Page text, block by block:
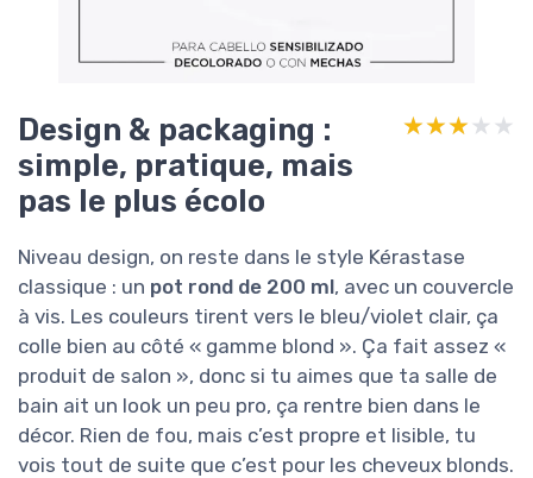
Design & packaging :
simple, pratique, mais
pas le plus écolo
★★★★★
★★★★★
Niveau design, on reste dans le style Kérastase
classique : un pot rond de 200 ml, avec un couvercle
à vis. Les couleurs tirent vers le bleu/violet clair, ça
colle bien au côté « gamme blond ». Ça fait assez «
produit de salon », donc si tu aimes que ta salle de
bain ait un look un peu pro, ça rentre bien dans le
décor. Rien de fou, mais c’est propre et lisible, tu
vois tout de suite que c’est pour les cheveux blonds.